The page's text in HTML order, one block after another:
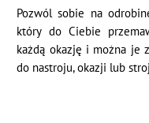
Pozwól sobie na
który do Ciebie
każdą okazję i można je
do nastroju, okazji lub